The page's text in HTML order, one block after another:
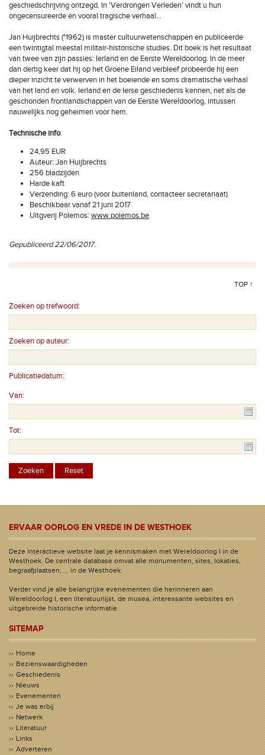
geschiedschrijving ontzegd. In ‘Verdrongen Verleden’ vindt u hun
ongecensureerde en vooral tragische verhaal…
Jan Huijbrechts (°1962) is master cultuurwetenschappen en publiceerde
een twintigtal meestal militair-historische studies. Dit boek is het resultaat
van twee van zijn passies: Ierland en de Eerste Wereldoorlog. In de meer
dan dertig keer dat hij op het Groene Eiland verbleef probeerde hij een
dieper inzicht te verwerven in het boeiende en soms dramatische verhaal
van het land en volk. Ierland en de Ierse geschiedenis kennen, net als de
geschonden frontlandschappen van de Eerste Wereldoorlog, intussen
nauwelijks nog geheimen voor hem.
Technische info:
24,95 EUR
Auteur: Jan Huijbrechts
256 bladzijden
Harde kaft
Verzending: 6 euro (voor buitenland, contacteer secretariaat)
Beschikbaar vanaf 21 juni 2017
Uitgverij Polemos: www.polemos.be
Gepubliceerd 22/06/2017.
TOP ↑
Zoeken op trefwoord:
Zoeken op auteur:
Publicatiedatum:
Van:
Tot:
ERVAAR OORLOG EN VREDE IN DE WESTHOEK
Deze interactieve website laat je kennismaken met Wereldoorlog I in de
Westhoek. De centrale database omvat alle monumenten, sites, lokaties,
begraafplaatsen, ... in de Westhoek.
Verder vind je alle belangrijke evenementen die herinneren aan
Wereldoorlog I, een literatuurlijst, de musea, interessante websites en
uitgebreide historische informatie.
SITEMAP
Home
Bezienswaardigheden
Geschiedenis
Nieuws
Evenementen
Je was erbij
Netwerk
Literatuur
Links
Adverteren